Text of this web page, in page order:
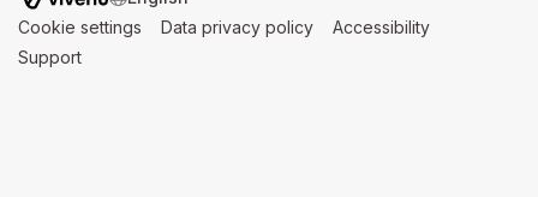
SWITCH LANGUAGE
Cookie settings (opens in a new tab)
Data privacy policy (opens in a new tab)
Accessibility
Support